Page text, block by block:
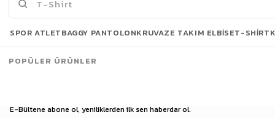
Son Bakılanlar
E-Bültene abone ol, yeniliklerden ilk sen haberdar ol.
SPOR ATLETBAGGY PANTOLONKRUVAZE TAKIM ELBISET-SHIRT
POPÜLER ÜRÜNLER